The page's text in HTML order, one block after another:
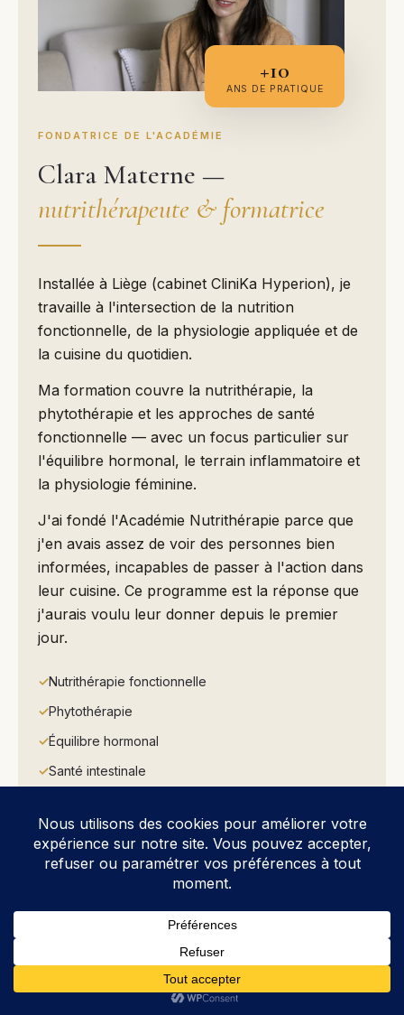
+10
ANS DE PRATIQUE
FONDATRICE DE L'ACADÉMIE
Clara Materne —
nutrithérapeute & formatrice
Installée à Liège (cabinet CliniKa Hyperion), je
travaille à l'intersection de la nutrition
fonctionnelle, de la physiologie appliquée et de
la cuisine du quotidien.
Ma formation couvre la nutrithérapie, la
phytothérapie et les approches de santé
fonctionnelle — avec un focus particulier sur
l'équilibre hormonal, le terrain inflammatoire et
la physiologie féminine.
J'ai fondé l'Académie Nutrithérapie parce que
j'en avais assez de voir des personnes bien
informées, incapables de passer à l'action dans
leur cuisine. Ce programme est la réponse que
j'aurais voulu leur donner depuis le premier
jour.
Nutrithérapie fonctionnelle
Phytothérapie
Équilibre hormonal
Santé intestinale
Ateliers & transmission
INTERVENANTS